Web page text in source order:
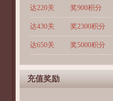
达220关 奖900积分
达430关 奖2300积分
达650关 奖5000积分
充值奖励